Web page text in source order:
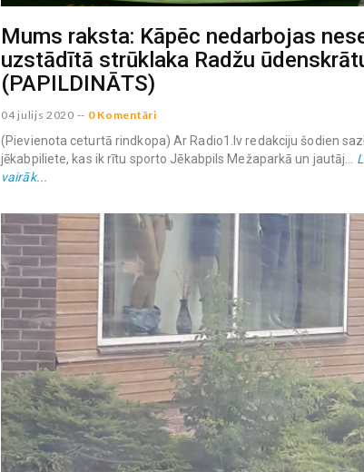
Mums raksta: Kāpēc nedarbojas
uzstādītā strūklaka Radžu
(PAPILDINĀTS)
04 julijs 2020 -- 0 Komentāri
(Pievienota ceturtā rindkopa) Ar Radio1.lv redakciju šodien
jēkabpiliete, kas ik rītu sporto Jēkabpils Mežaparkā un jautāj...
vairāk...